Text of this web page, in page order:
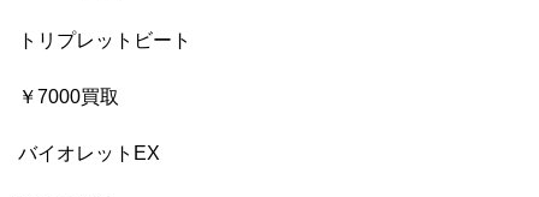
トリプレットビート
￥7000買取
バイオレットEX